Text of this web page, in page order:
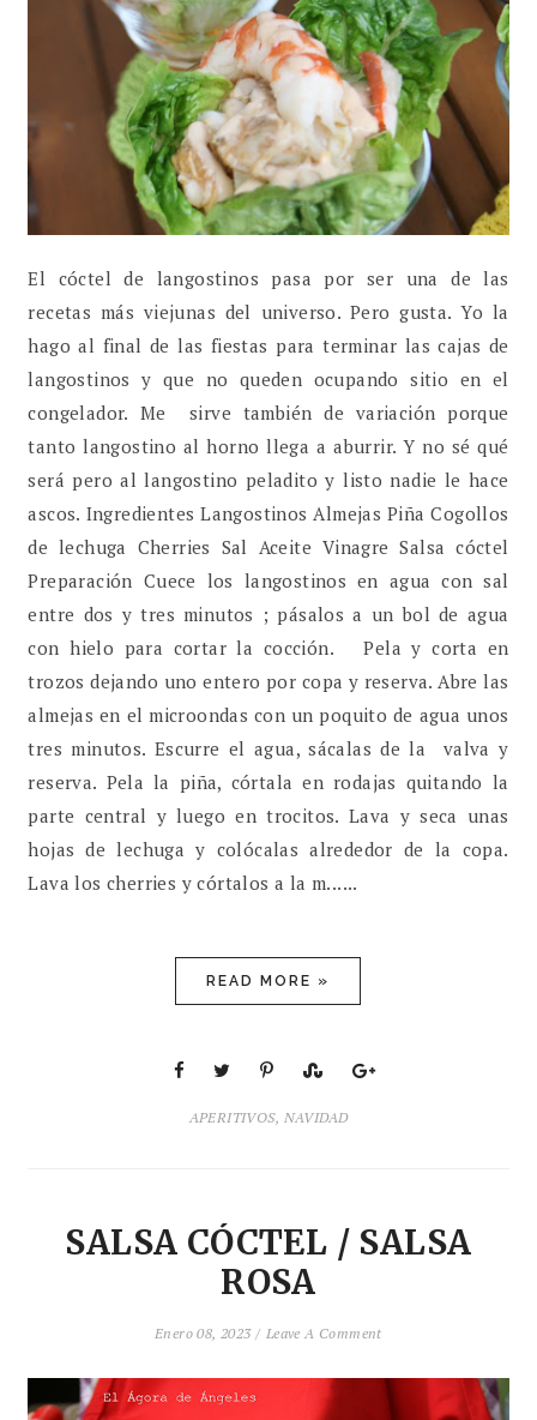
El cóctel de langostinos pasa por ser una de las
recetas más viejunas del universo. Pero gusta. Yo la
hago al final de las fiestas para terminar las cajas de
langostinos y que no queden ocupando sitio en el
congelador. Me sirve también de variación porque
tanto langostino al horno llega a aburrir. Y no sé qué
será pero al langostino peladito y listo nadie le hace
ascos. Ingredientes Langostinos Almejas Piña Cogollos
de lechuga Cherries Sal Aceite Vinagre Salsa cóctel
Preparación Cuece los langostinos en agua con sal
entre dos y tres minutos ; pásalos a un bol de agua
con hielo para cortar la cocción. Pela y corta en
trozos dejando uno entero por copa y reserva. Abre las
almejas en el microondas con un poquito de agua unos
tres minutos. Escurre el agua, sácalas de la valva y
reserva. Pela la piña, córtala en rodajas quitando la
parte central y luego en trocitos. Lava y seca unas
hojas de lechuga y colócalas alrededor de la copa.
Lava los cherries y córtalos a la m......
READ MORE »
APERITIVOS, NAVIDAD
SALSA CÓCTEL / SALSA
ROSA
Enero 08, 2023 / Leave A Comment